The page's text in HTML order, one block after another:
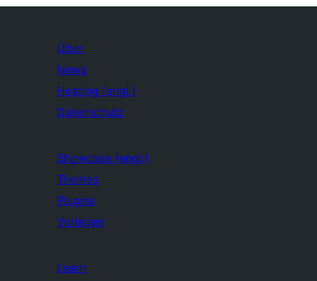
Über
News
Hosting (engl.)
Datenschutz
Showcase (engl.)
Themes
Plugins
Vorlagen
Learn